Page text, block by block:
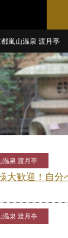
嵐山温泉 渡月亭
温泉 渡月亭
大歓迎！自分
温泉 渡月亭